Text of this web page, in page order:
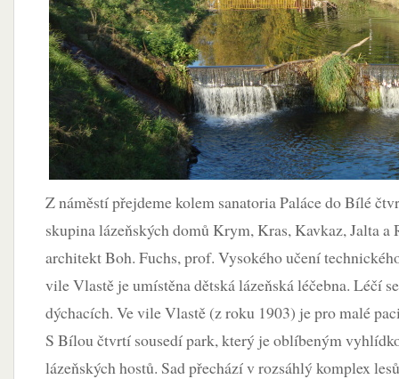
Z náměstí přejdeme kolem sanatoria Paláce do Bílé
skupina lázeňských domů Krym, Kras, Kavkaz, Jalta a
architekt Boh. Fuchs, prof. Vysokého učení
vile Vlastě je umístěna dětská lázeňská léčebna. Léčí
dýchacích. Ve vile Vlastě (z roku 1903) je pro malé
S Bílou čtvrtí sousedí park, který je oblíbeným
lázeňských hostů. Sad přechází v rozsáhlý komplex